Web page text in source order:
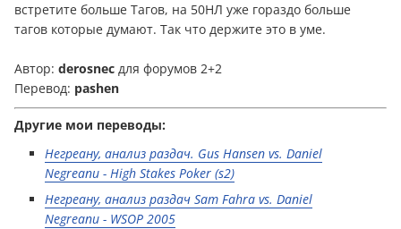
встретите больше Тагов, на 50НЛ уже гораздо больше
тагов которые думают. Так что держите это в уме.
Автор: derosnec для форумов 2+2
Пepевoд: pashen
Другие мои пepевoды:
Негреану, анализ раздач. Gus Hansen vs. Daniel
Negreanu - High Stakes Poker (s2)
Негреану, анализ раздач Sam Fahra vs. Daniel
Negreanu - WSOP 2005